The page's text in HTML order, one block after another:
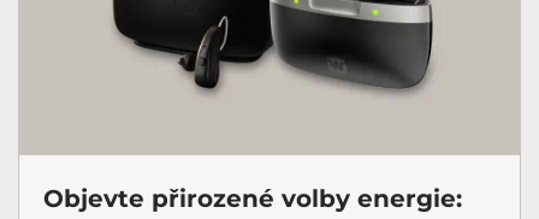
Objevte přirozené volby energie: